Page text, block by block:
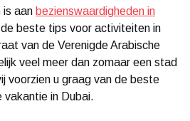
is aan bezienswaardigheden in
beste tips voor activiteiten in
van de Verenigde Arabische
veel meer dan zomaar een stad
voorzien u graag van de beste
vakantie in Dubai.